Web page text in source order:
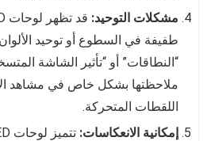
مشكلات التوحيد:
طفيفة في السطوع أو توحيد
“النطاقات” أو “تأثير الشاشة
ملاحظتها بشكل خاص في مشاهد
اللقطات المتحركة.
إمكانية الانعكاسات: